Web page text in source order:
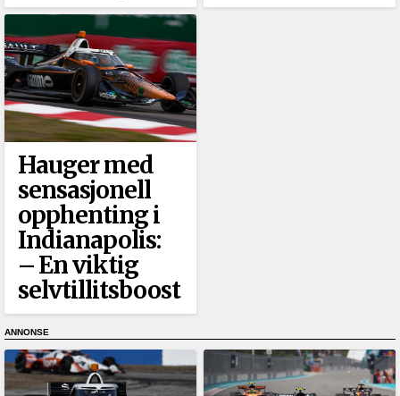
Hauger med
sensasjonell
opphenting i
Indianapolis:
–⁠ En viktig
selvtillitsboost